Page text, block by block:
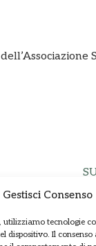
Gestisci Consenso
utilizziamo tecnologie
dispositivo. Il consenso